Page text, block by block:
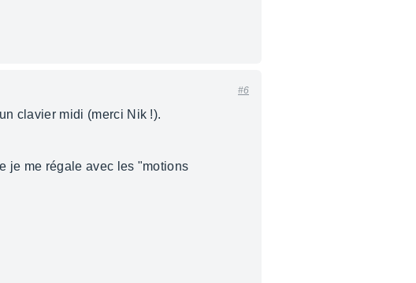
#6
clavier midi (merci Nik !).
je me régale avec les "motions